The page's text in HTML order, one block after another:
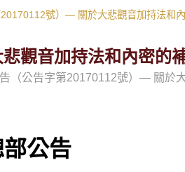
號）— 關於大悲觀音加持法和
觀音加持法和內密的
（公告字第20170112號）— 關於
公告